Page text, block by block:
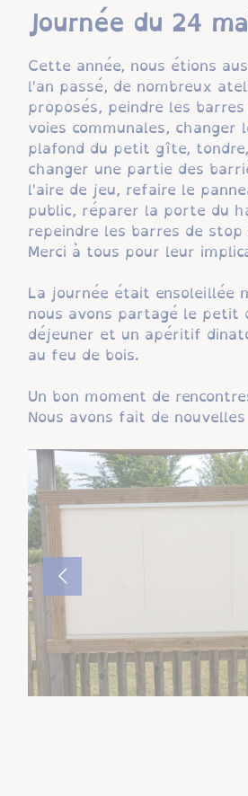
Journée du 24
Cette année, nous étions
l'an passé, de nombreux
proposés, peindre les
voies communales, changer
plafond du petit gîte,
changer une partie des
l'aire de jeu, refaire le
public, réparer la porte du
repeindre les barres de
Merci à tous pour leur
La journée était ensoleillée
nous avons partagé le petit
déjeuner et un apéritif
au feu de bois.
Un bon moment de
Nous avons fait de nouvelles